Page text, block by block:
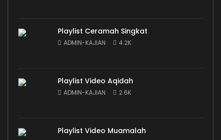
Playlist Ceramah Singkat
ADMIN-KAJIAN 4.2K
Playlist Video Aqidah
ADMIN-KAJIAN 2.6K
Playlist Video Muamalah